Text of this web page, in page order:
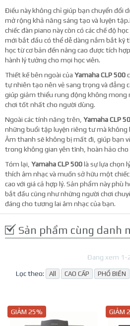
Điều này không chỉ giúp bạn chuyển đổi
mở rộng khả năng sáng tạo và luyện
chiếc đàn piano này còn có các chế độ
mới bắt đầu có thể dễ dàng nắm bắt kỹ
học từ cơ bản đến nâng cao được tích
hành lý tưởng cho mọi học viên.
Thiết kế bên ngoài của Yamaha CLP 500
tự nhiên tạo nên vẻ sang trọng và đẳng
giúp giảm thiểu rung động không mong
chơi tốt nhất cho người dùng.
Ngoài các tính năng trên, Yamaha CLP
những buổi tập luyện riêng tư mà không
Âm thanh sẽ không bị mất đi, giúp bạn
trong không gian yên tĩnh, hoàn hảo cho
Tóm lại, Yamaha CLP 500là sự lựa chọn
thích âm nhạc và muốn sở hữu một
cao với giá cả hợp lý. Sản phẩm này phù
bắt đầu cũng như những người chơi
đáng cho tương lai âm nhạc của bạn.
Sản phẩm cùng danh
Đang xem 1-
Lọc theo: All CAO CẤP PHỔ BIẾN
GIẢM 25% GIẢM